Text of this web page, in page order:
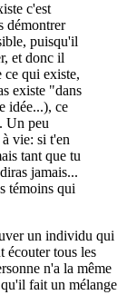
c'est
démontrer
puisqu'il
et donc il
qui existe,
existe "dans
idée...), ce
Un peu
vie: si t'en
tant que tu
jamais...
témoins qui
un individu qui
écouter tous les
n'a la même
fait un mélange